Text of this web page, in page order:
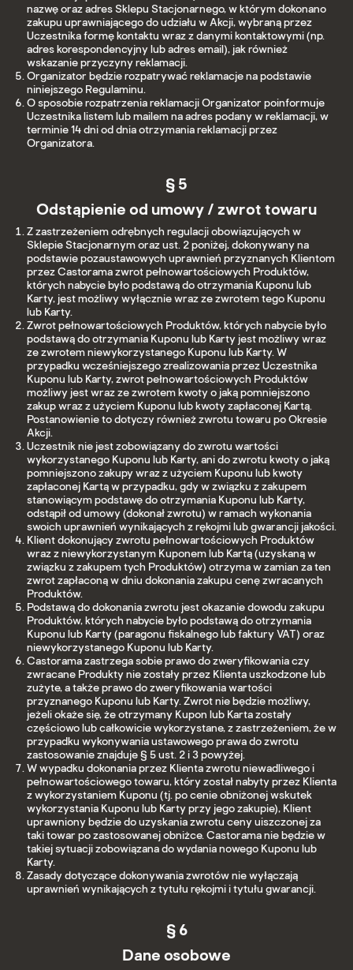
nazwę oraz adres Sklepu Stacjonarnego, w którym dokonano
zakupu uprawniającego do udziału w Akcji, wybraną przez
Uczestnika formę kontaktu wraz z danymi kontaktowymi (np.
adres korespondencyjny lub adres email), jak również
wskazanie przyczyny reklamacji.
Organizator będzie rozpatrywać reklamacje na podstawie
niniejszego Regulaminu.
O sposobie rozpatrzenia reklamacji Organizator poinformuje
Uczestnika listem lub mailem na adres podany w reklamacji, w
terminie 14 dni od dnia otrzymania reklamacji przez
Organizatora.
§ 5
Odstąpienie od umowy / zwrot towaru
Z zastrzeżeniem odrębnych regulacji obowiązujących w
Sklepie Stacjonarnym oraz ust. 2 poniżej, dokonywany na
podstawie pozaustawowych uprawnień przyznanych Klientom
przez Castorama zwrot pełnowartościowych Produktów,
których nabycie było podstawą do otrzymania Kuponu lub
Karty, jest możliwy wyłącznie wraz ze zwrotem tego Kuponu
lub Karty.
Zwrot pełnowartościowych Produktów, których nabycie było
podstawą do otrzymania Kuponu lub Karty jest możliwy wraz
ze zwrotem niewykorzystanego Kuponu lub Karty. W
przypadku wcześniejszego zrealizowania przez Uczestnika
Kuponu lub Karty, zwrot pełnowartościowych Produktów
możliwy jest wraz ze zwrotem kwoty o jaką pomniejszono
zakup wraz z użyciem Kuponu lub kwoty zapłaconej Kartą.
Postanowienie to dotyczy również zwrotu towaru po Okresie
Akcji.
Uczestnik nie jest zobowiązany do zwrotu wartości
wykorzystanego Kuponu lub Karty, ani do zwrotu kwoty o jaką
pomniejszono zakupy wraz z użyciem Kuponu lub kwoty
zapłaconej Kartą w przypadku, gdy w związku z zakupem
stanowiącym podstawę do otrzymania Kuponu lub Karty,
odstąpił od umowy (dokonał zwrotu) w ramach wykonania
swoich uprawnień wynikających z rękojmi lub gwarancji jakości.
Klient dokonujący zwrotu pełnowartościowych Produktów
wraz z niewykorzystanym Kuponem lub Kartą (uzyskaną w
związku z zakupem tych Produktów) otrzyma w zamian za ten
zwrot zapłaconą w dniu dokonania zakupu cenę zwracanych
Produktów.
Podstawą do dokonania zwrotu jest okazanie dowodu zakupu
Produktów, których nabycie było podstawą do otrzymania
Kuponu lub Karty (paragonu fiskalnego lub faktury VAT) oraz
niewykorzystanego Kuponu lub Karty.
Castorama zastrzega sobie prawo do zweryfikowania czy
zwracane Produkty nie zostały przez Klienta uszkodzone lub
zużyte, a także prawo do zweryfikowania wartości
przyznanego Kuponu lub Karty. Zwrot nie będzie możliwy,
jeżeli okaże się, że otrzymany Kupon lub Karta zostały
częściowo lub całkowicie wykorzystane, z zastrzeżeniem, że w
przypadku wykonywania ustawowego prawa do zwrotu
zastosowanie znajduje § 5 ust. 2 i 3 powyżej.
W wypadku dokonania przez Klienta zwrotu niewadliwego i
pełnowartościowego towaru, który został nabyty przez Klienta
z wykorzystaniem Kuponu (tj. po cenie obniżonej wskutek
wykorzystania Kuponu lub Karty przy jego zakupie), Klient
uprawniony będzie do uzyskania zwrotu ceny uiszczonej za
taki towar po zastosowanej obniżce. Castorama nie będzie w
takiej sytuacji zobowiązana do wydania nowego Kuponu lub
Karty.
Zasady dotyczące dokonywania zwrotów nie wyłączają
uprawnień wynikających z tytułu rękojmi i tytułu gwarancji.
§ 6
Dane osobowe